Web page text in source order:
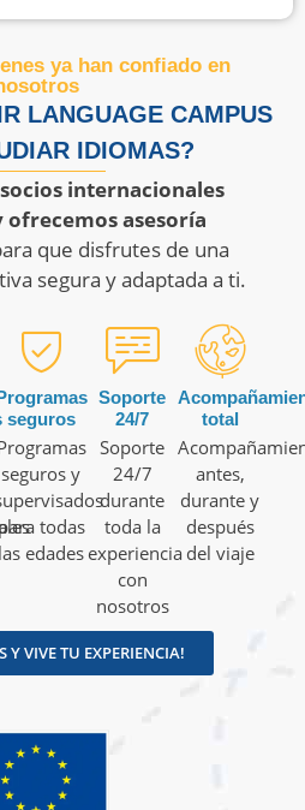
ya han confiado en
LANGUAGE CAMPUS
IDIOMAS?
socios internacionales
asesoría
que disfrutes de una
segura y adaptada a ti.
seguros
seguros y
todas
edades
Soporte
24/7
Soporte
24/7
durante
toda la
experiencia
con
nosotros
total
antes,
durante y
después
del viaje
Y VIVE TU EXPERIENCIA!